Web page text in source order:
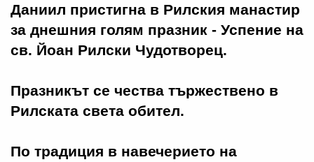
Даниил пристигна в Рилския манастир
за днешния голям празник - Успение на
св. Йоан Рилски Чудотворец.
Празникът се чества тържествено в
Рилската света обител.
По традиция в навечерието на